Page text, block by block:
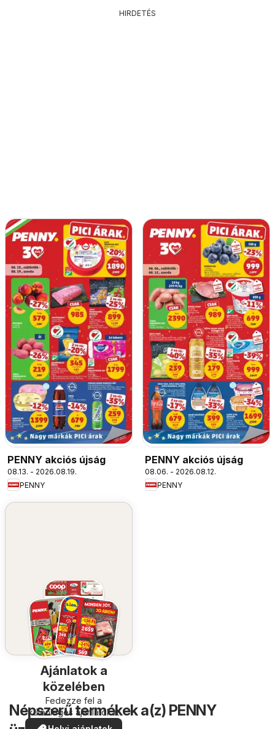
HIRDETÉS
PENNY akciós újság
08.13. - 2026.08.19.
PENNY
PENNY akciós újság
08.06. - 2026.08.12.
PENNY
Ajánlatok a
közelében
Fedezze fel a
különleges ajánlatokat
Népszerű termékek a(z) PENNY